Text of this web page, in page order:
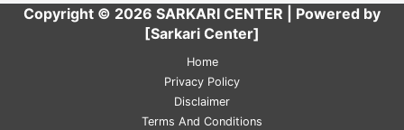
Copyright © 2026 SARKARI CENTER | Powered by
[Sarkari Center]
Home
Privacy Policy
Disclaimer
Terms And Conditions